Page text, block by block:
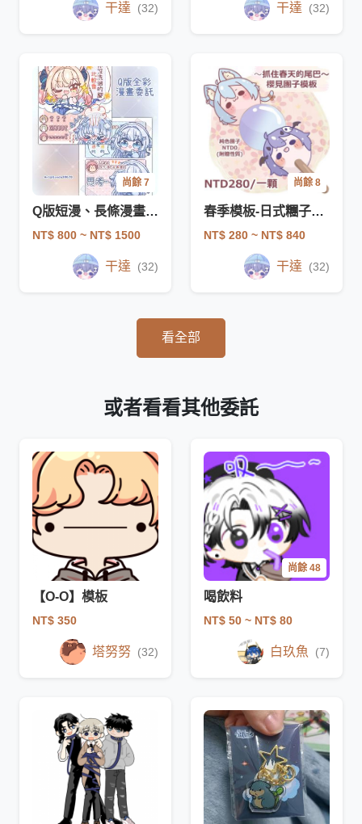
干達 (32) 干達 (32)
尚餘 7
Q版短漫、長條漫畫、四格漫畫、日常漫畫
NT$ 800 ~ NT$ 1500
干達 (32)
尚餘 8
春季模板-日式糰子串串
NT$ 280 ~ NT$ 840
干達 (32)
看全部
或者看看其他委託
【O-O】模板
NT$ 350
塔努努 (32)
尚餘 48
喝飲料
NT$ 50 ~ NT$ 80
白玖魚 (7)